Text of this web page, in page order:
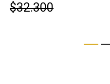
$32.300